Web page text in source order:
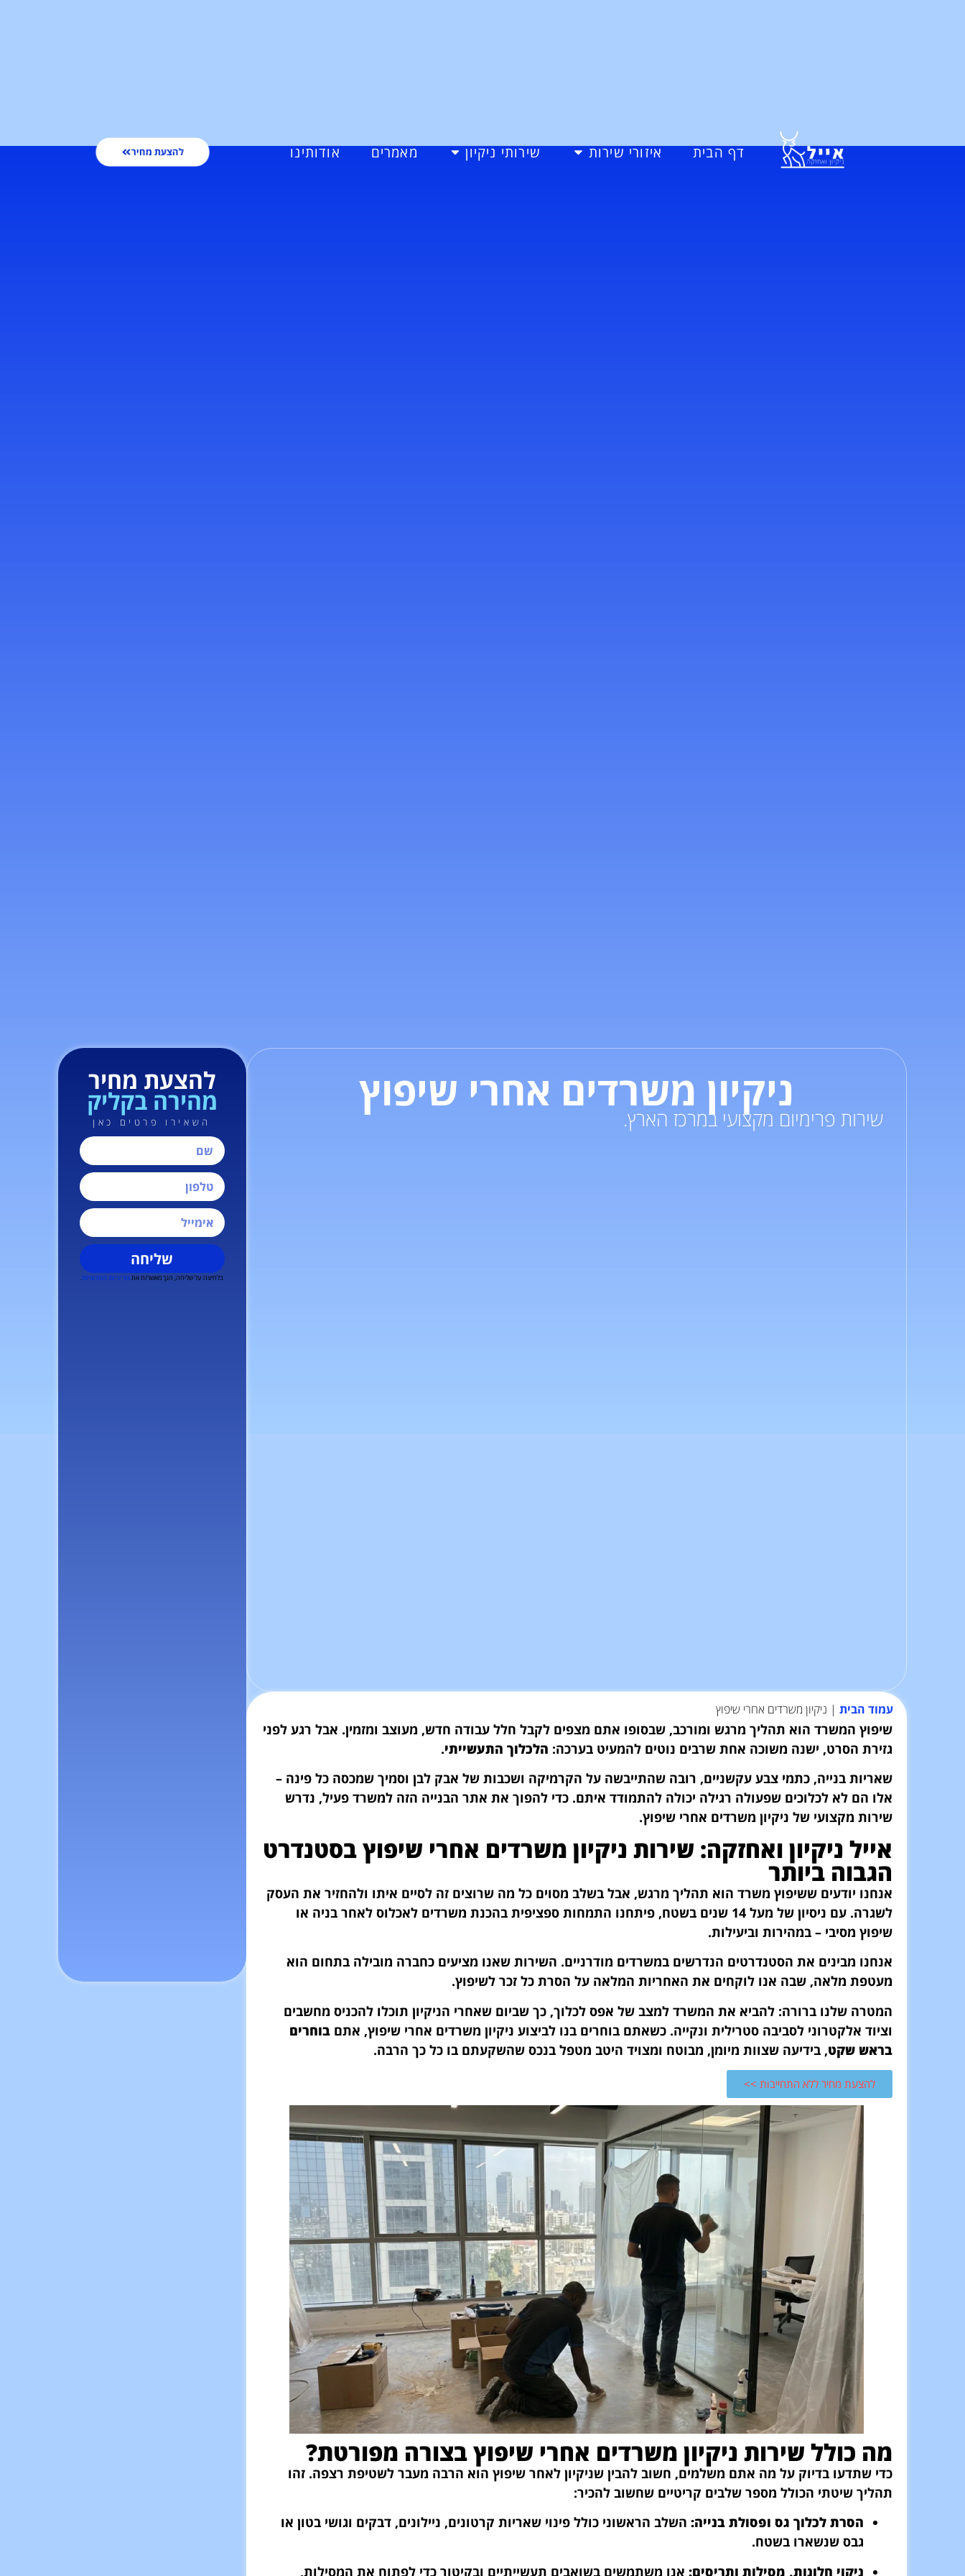
דף הבית איזורי שירות שירותי ניקיון מאמרים אודותינו להצעת מחיר
ניקיון משרדים אחרי שיפוץ
שירות פרימיום מקצועי במרכז הארץ.
עמוד הבית| ניקיון משרדים אחרי שיפוץ
שיפוץ המשרד הוא תהליך מרגש ומורכב, שבסופו אתם מצפים לקבל חלל עבודה חדש, מעוצב ומזמין. אבל רגע לפני
גזירת הסרט, ישנה משוכה אחת שרבים נוטים להמעיט בערכה: הלכלוך התעשייתי.
שאריות בנייה, כתמי צבע עקשניים, רובה שהתייבשה על הקרמיקה ושכבות של אבק לבן וסמיך שמכסה כל פינה –
אלו הם לא לכלוכים שפעולה רגילה יכולה להתמודד איתם. כדי להפוך את אתר הבנייה הזה למשרד פעיל, נדרש
שירות מקצועי של ניקיון משרדים אחרי שיפוץ.
אייל ניקיון ואחזקה: שירות ניקיון משרדים אחרי שיפוץ בסטנדרט
הגבוה ביותר
אנחנו יודעים ששיפוץ משרד הוא תהליך מרגש, אבל בשלב מסוים כל מה שרוצים זה לסיים איתו ולהחזיר את העסק
לשגרה. עם ניסיון של מעל 14 שנים בשטח, פיתחנו התמחות ספציפית בהכנת משרדים לאכלוס לאחר בניה או
שיפוץ מסיבי – במהירות וביעילות.
אנחנו מבינים את הסטנדרטים הנדרשים במשרדים מודרניים. השירות שאנו מציעים כחברה מובילה בתחום הוא
מעטפת מלאה, שבה אנו לוקחים את האחריות המלאה על הסרת כל זכר לשיפוץ.
המטרה שלנו ברורה: להביא את המשרד למצב של אפס לכלוך, כך שביום שאחרי הניקיון תוכלו להכניס מחשבים
וציוד אלקטרוני לסביבה סטרילית ונקייה. כשאתם בוחרים בנו לביצוע ניקיון משרדים אחרי שיפוץ, אתם בוחרים
בראש שקט, בידיעה שצוות מיומן, מבוטח ומצויד היטב מטפל בנכס שהשקעתם בו כל כך הרבה.
להצעת מחיר ללא התחייבות >>
מה כולל שירות ניקיון משרדים אחרי שיפוץ בצורה מפורטת?
כדי שתדעו בדיוק על מה אתם משלמים, חשוב להבין שניקיון לאחר שיפוץ הוא הרבה מעבר לשטיפת רצפה. זהו
תהליך שיטתי הכולל מספר שלבים קריטיים שחשוב להכיר:
הסרת לכלוך גס ופסולת בנייה:השלב הראשוני כולל פינוי שאריות קרטונים, ניילונים, דבקים וגושי בטון או
גבס שנשארו בשטח.
ניקוי חלונות, מסילות ותריסים:אנו משתמשים בשואבים תעשייתיים ובקיטור כדי לפתוח את המסילות,
להצעת מחיר
מהירה בקליק
השאירו פרטים כאן
שליחה
בלחיצה על שליחה, הנך מאשר/ת אתמדיניות הפרטיות.